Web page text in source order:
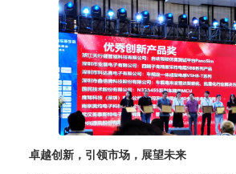
卓越创新，引领市场，展望未来